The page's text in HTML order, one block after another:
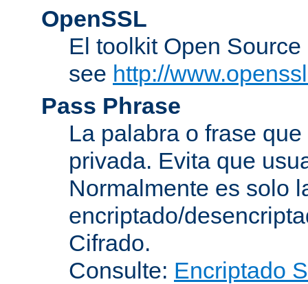
OpenSSL
El toolkit Open
see http://
Pass Phrase
La palabra o frase
privada. Evita que
Normalmente es solo
encriptado/
Cifrado.
Consulte: Encriptado